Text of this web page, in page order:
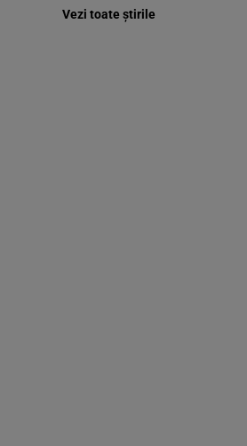
Vezi toate știrile